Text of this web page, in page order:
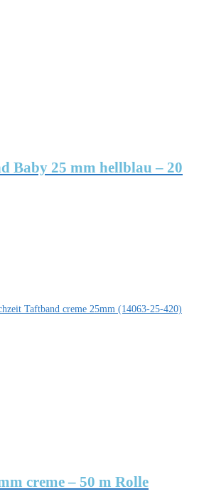
Baby 25 mm hellblau – 20
creme – 50 m Rolle